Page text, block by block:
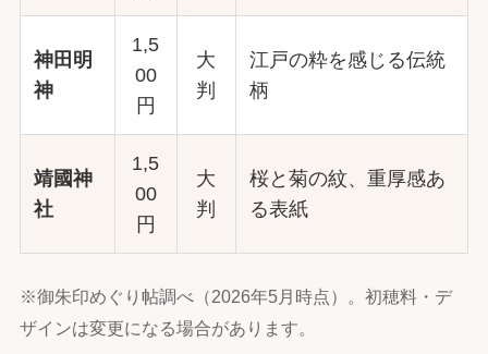
神田明
神
1,5
00
円
大
判
江戸の粋を感じる伝統
柄
靖國神
社
1,5
00
円
大
判
桜と菊の紋、重厚感あ
る表紙
※御朱印めぐり帖調べ（2026年5月時点）。初穂料・デ
ザインは変更になる場合があります。